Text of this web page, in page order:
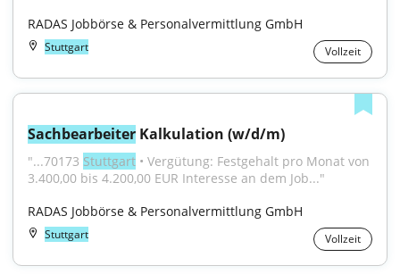
RADAS Jobbörse & Personalvermittlung GmbH
Stuttgart Vollzeit
Sachbearbeiter Kalkulation (w/d/m)
"...70173 Stuttgart • Vergütung: Festgehalt pro Monat von
3.400,00 bis 4.200,00 EUR Interesse an dem Job..."
RADAS Jobbörse & Personalvermittlung GmbH
Stuttgart Vollzeit